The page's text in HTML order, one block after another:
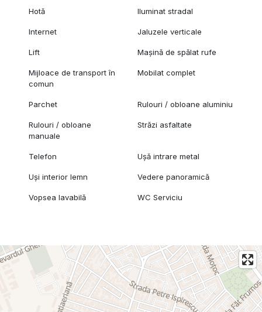
Hotă Iluminat stradal
Internet Jaluzele verticale
Lift Mașină de spălat rufe
Mijloace de transport în
comun
Mobilat complet
Parchet Rulouri / obloane aluminiu
Rulouri / obloane
manuale
Străzi asfaltate
Telefon Ușă intrare metal
Uși interior lemn Vedere panoramică
Vopsea lavabilă WC Serviciu